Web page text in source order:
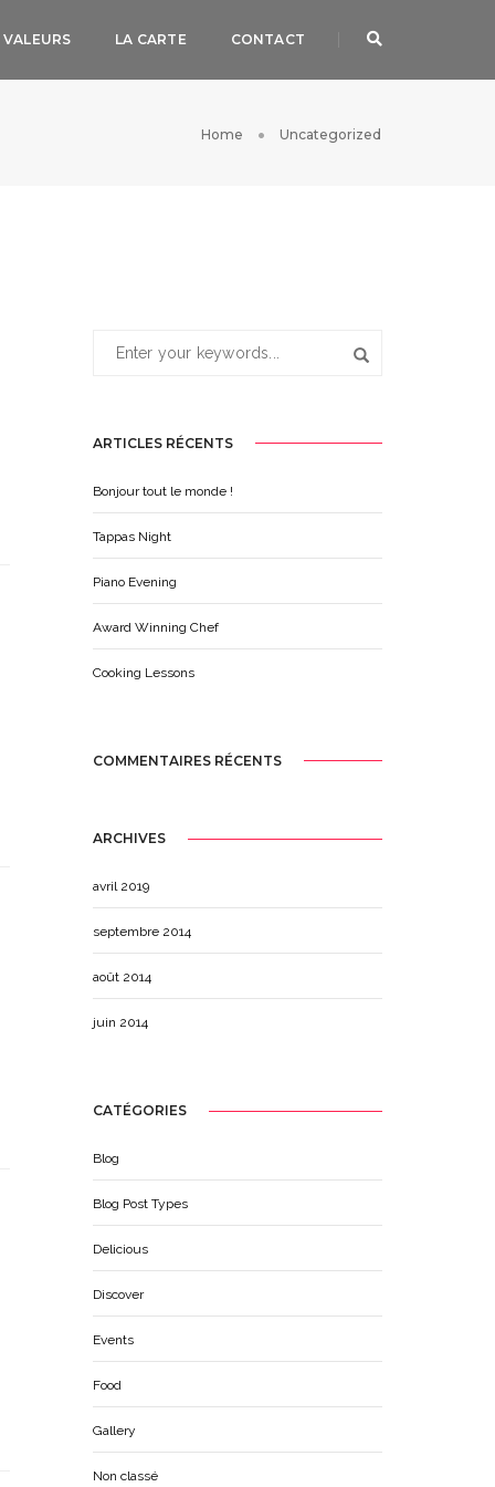
LA CARTE CONTACT
Home Uncategorized
ARTICLES RÉCENTS
Bonjour tout le monde !
Tappas Night
Piano Evening
Award Winning Chef
Cooking Lessons
COMMENTAIRES RÉCENTS
ARCHIVES
avril 2019
septembre 2014
août 2014
juin 2014
CATÉGORIES
Blog
Blog Post Types
Delicious
Discover
Events
Food
Gallery
Non classé